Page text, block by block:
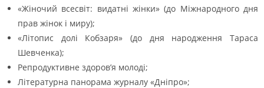
«Жіночий всесвіт: видатні жінки» (до Міжнародного дня
прав жінок і миру);
«Літопис долі Кобзаря» (до дня народження Тараса
Шевченка);
Репродуктивне здоров’я молоді;
Літературна панорама журналу «Дніпро»;